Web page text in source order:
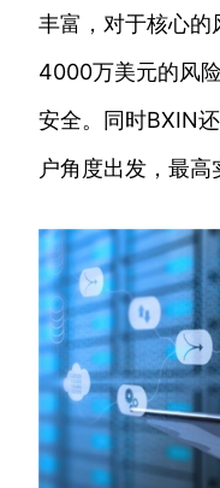
丰富，对于核心的
4000万美元的风
安全。同时BXIN
户角度出发，最高